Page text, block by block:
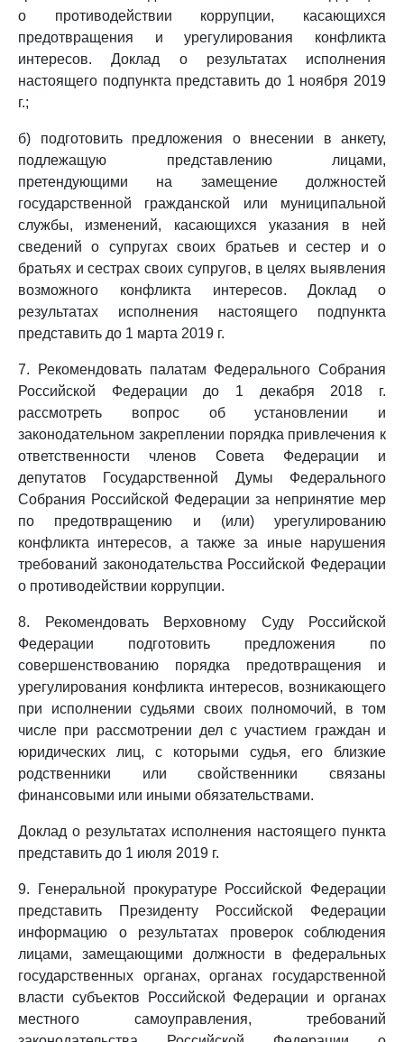
о противодействии коррупции, касающихся
предотвращения и урегулирования конфликта
интересов. Доклад о результатах исполнения
настоящего подпункта представить до 1 ноября 2019
г.;
б) подготовить предложения о внесении в анкету,
подлежащую представлению лицами,
претендующими на замещение должностей
государственной гражданской или муниципальной
службы, изменений, касающихся указания в ней
сведений о супругах своих братьев и сестер и о
братьях и сестрах своих супругов, в целях выявления
возможного конфликта интересов. Доклад о
результатах исполнения настоящего подпункта
представить до 1 марта 2019 г.
7. Рекомендовать палатам Федерального Собрания
Российской Федерации до 1 декабря 2018 г.
рассмотреть вопрос об установлении и
законодательном закреплении порядка привлечения к
ответственности членов Совета Федерации и
депутатов Государственной Думы Федерального
Собрания Российской Федерации за непринятие мер
по предотвращению и (или) урегулированию
конфликта интересов, а также за иные нарушения
требований законодательства Российской Федерации
о противодействии коррупции.
8. Рекомендовать Верховному Суду Российской
Федерации подготовить предложения по
совершенствованию порядка предотвращения и
урегулирования конфликта интересов, возникающего
при исполнении судьями своих полномочий, в том
числе при рассмотрении дел с участием граждан и
юридических лиц, с которыми судья, его близкие
родственники или свойственники связаны
финансовыми или иными обязательствами.
Доклад о результатах исполнения настоящего пункта
представить до 1 июля 2019 г.
9. Генеральной прокуратуре Российской Федерации
представить Президенту Российской Федерации
информацию о результатах проверок соблюдения
лицами, замещающими должности в федеральных
государственных органах, органах государственной
власти субъектов Российской Федерации и органах
местного самоуправления, требований